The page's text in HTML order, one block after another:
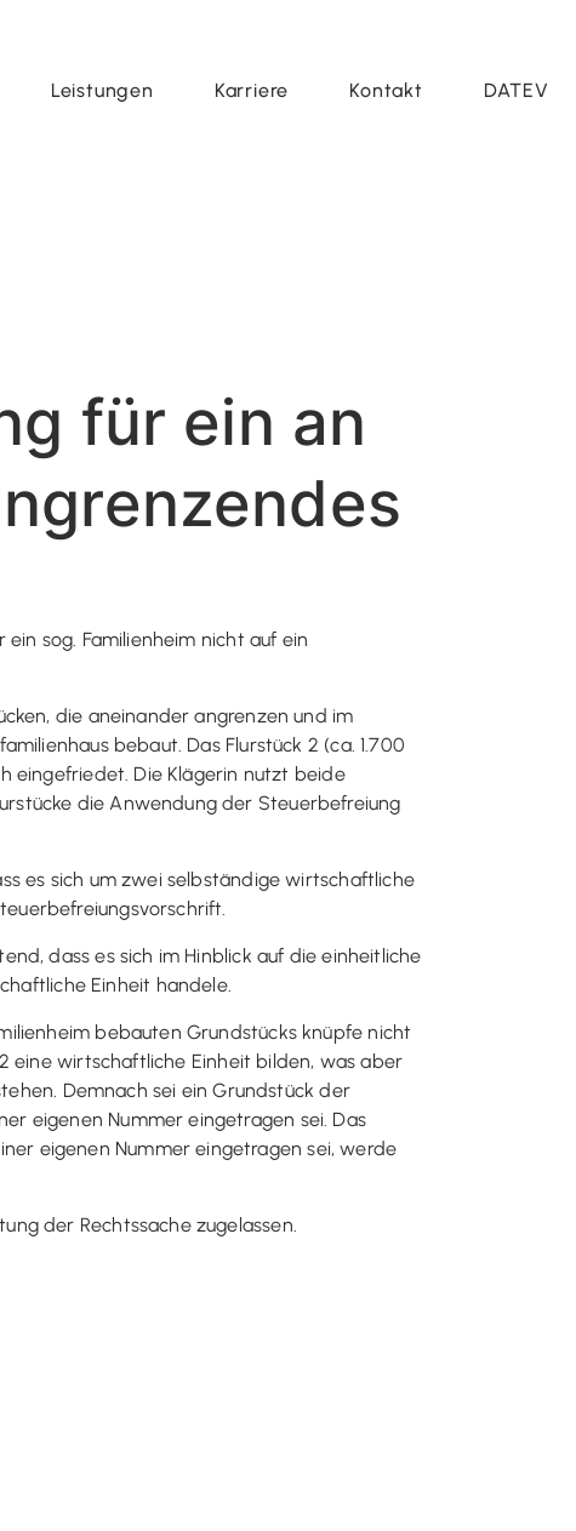
Leistungen Karriere Kontakt DATEV
für ein an
sog. Familienheim nicht auf ein
die aneinander angrenzen und im
bebaut. Das Flurstück 2 (ca. 1.700
eingefriedet. Die Klägerin nutzt beide
die Anwendung der Steuerbefreiung
es sich um zwei selbständige wirtschaftliche
dass es sich im Hinblick auf die einheitliche
Einheit handele.
bebauten Grundstücks knüpfe nicht
eine wirtschaftliche Einheit bilden, was aber
Demnach sei ein Grundstück der
eigenen Nummer eingetragen sei. Das
eigenen Nummer eingetragen sei, werde
der Rechtssache zugelassen.